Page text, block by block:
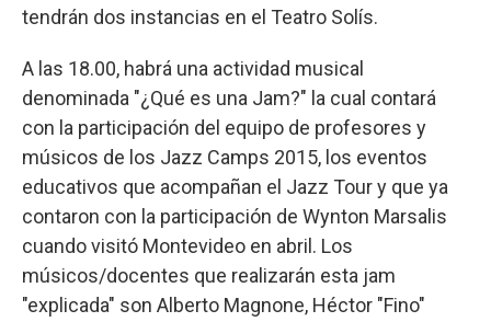
tendrán dos instancias en el Teatro Solís.
A las 18.00, habrá una actividad musical
denominada "¿Qué es una Jam?" la cual contará
con la participación del equipo de profesores y
músicos de los Jazz Camps 2015, los eventos
educativos que acompañan el Jazz Tour y que ya
contaron con la participación de Wynton Marsalis
cuando visitó Montevideo en abril. Los
músicos/docentes que realizarán esta jam
"explicada" son Alberto Magnone, Héctor "Fino"